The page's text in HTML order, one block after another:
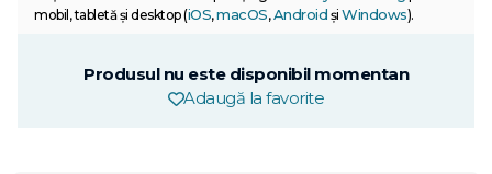
mobil, tabletă și desktop (iOS,macOS,Android și Windows).
Produsul nu este disponibil momentan
Adaugă la favorite